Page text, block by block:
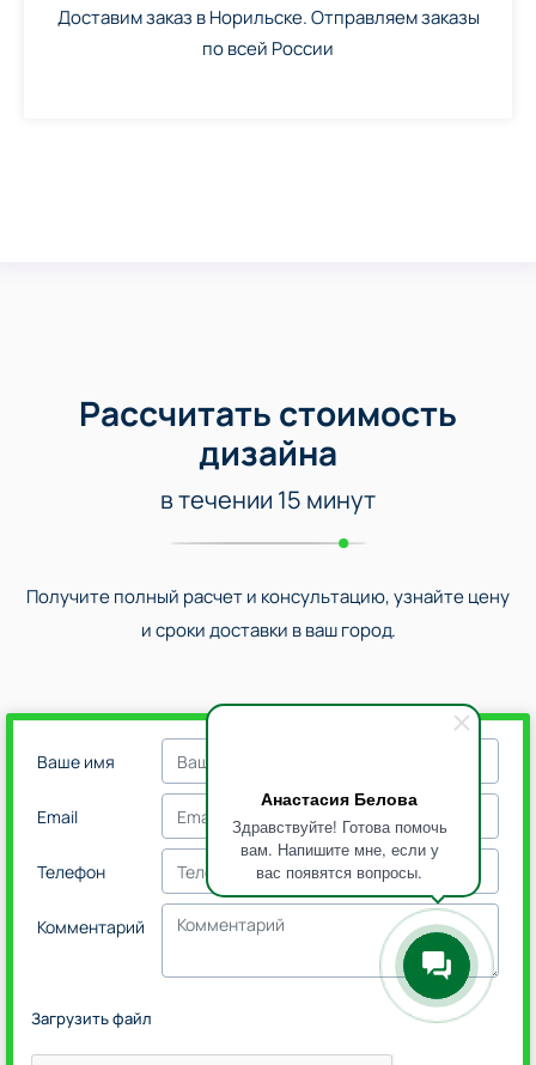
Анастасия Белова
Здравствуйте! Готова помочь
вам. Напишите мне, если у
вас появятся вопросы.
Доставим заказ в Норильске. Отправляем заказы
по всей России
Рассчитать стоимость
дизайна
в течении 15 минут
Получите полный расчет и консультацию, узнайте цену
и сроки доставки в ваш город.
Ваше имя
Email
Телефон
Комментарий
Загрузить файл